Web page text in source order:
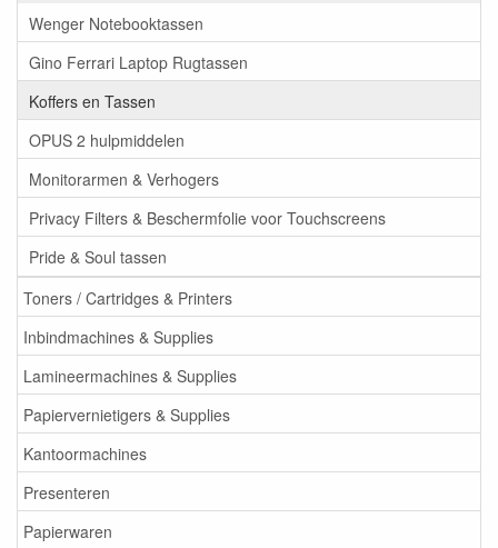
Wenger Notebooktassen
Gino Ferrari Laptop Rugtassen
Koffers en Tassen
OPUS 2 hulpmiddelen
Monitorarmen & Verhogers
Privacy Filters & Beschermfolie voor Touchscreens
Pride & Soul tassen
Toners / Cartridges & Printers
Inbindmachines & Supplies
Lamineermachines & Supplies
Papiervernietigers & Supplies
Kantoormachines
Presenteren
Papierwaren